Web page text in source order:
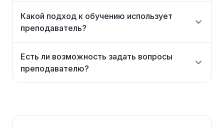
Какой подход к обучению использует
преподаватель?
Есть ли возможность задать вопросы
преподавателю?